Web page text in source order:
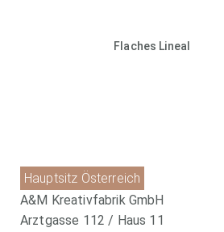
Flaches Lineal
Hauptsitz Österreich
A&M Kreativfabrik GmbH
Arztgasse 112 / Haus 11